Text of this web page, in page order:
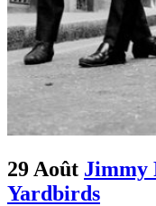
29 Août Jimmy
Yardbirds